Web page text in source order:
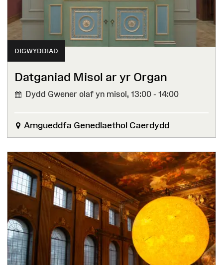
DIGWYDDIAD
Datganiad Misol ar yr Organ
Dydd Gwener olaf yn misol, 13:00 - 14:00
Amgueddfa Genedlaethol Caerdydd